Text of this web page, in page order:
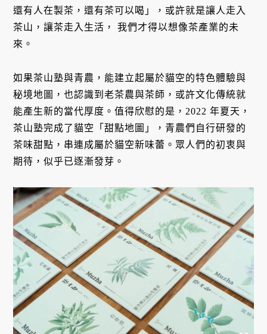
還有人在製茶，還有茶可以喝」，或許就是讓人走入
茶山，讓茶走入生活， 我們才得以想像茶產業的未
來。
如果茶山塾與青農，能建立起屬於貓空的特色體驗與
秘境地圖，也認識到老茶農與茶師，或許文化傳統就
能產生新的當代厚度。值得欣慰的是，2022 年夏天，
茶山塾完成了貓空「甜點地圖」，青農們自行研發的
茶味甜點，串連成屬於貓空新味蕾。眾人們的初衷與
期待，似乎已逐漸發芽。